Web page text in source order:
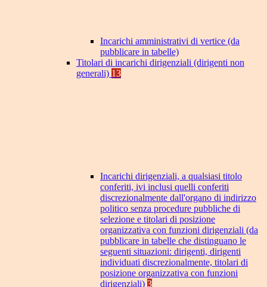
Incarichi amministrativi di vertice (da
pubblicare in tabelle)
Titolari di incarichi dirigenziali (dirigenti non
generali) 13
Incarichi dirigenziali, a qualsiasi titolo
conferiti, ivi inclusi quelli conferiti
discrezionalmente dall'organo di indirizzo
politico senza procedure pubbliche di
selezione e titolari di posizione
organizzativa con funzioni dirigenziali (da
pubblicare in tabelle che distinguano le
seguenti situazioni: dirigenti, dirigenti
individuati discrezionalmente, titolari di
posizione organizzativa con funzioni
dirigenziali) 3